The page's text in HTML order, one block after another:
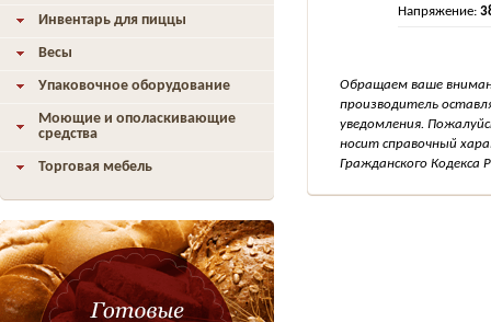
Напряжение:
Обращаем ваше
производитель
уведомления.
носит справочный
Гражданского Кодекса
Инвентарь для пиццы
Весы
Упаковочное оборудование
Моющие и ополаскивающие
средства
Торговая мебель